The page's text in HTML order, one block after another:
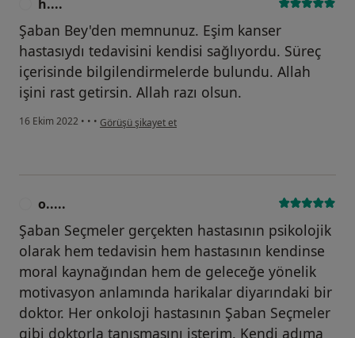
h....
Şaban Bey'den memnunuz. Eşim kanser
hastasıydı tedavisini kendisi sağlıyordu. Süreç
içerisinde bilgilendirmelerde bulundu. Allah
işini rast getirsin. Allah razı olsun.
16 Ekim 2022 • • • kullanıcının görüşüne göre h....
Görüşü şikayet et
o.....
Şaban Seçmeler gerçekten hastasının psikolojik
olarak hem tedavisin hem hastasının kendinse
moral kaynağından hem de geleceğe yönelik
motivasyon anlamında harikalar diyarındaki bir
doktor. Her onkoloji hastasının Şaban Seçmeler
gibi doktorla tanışmasını isterim. Kendi adıma